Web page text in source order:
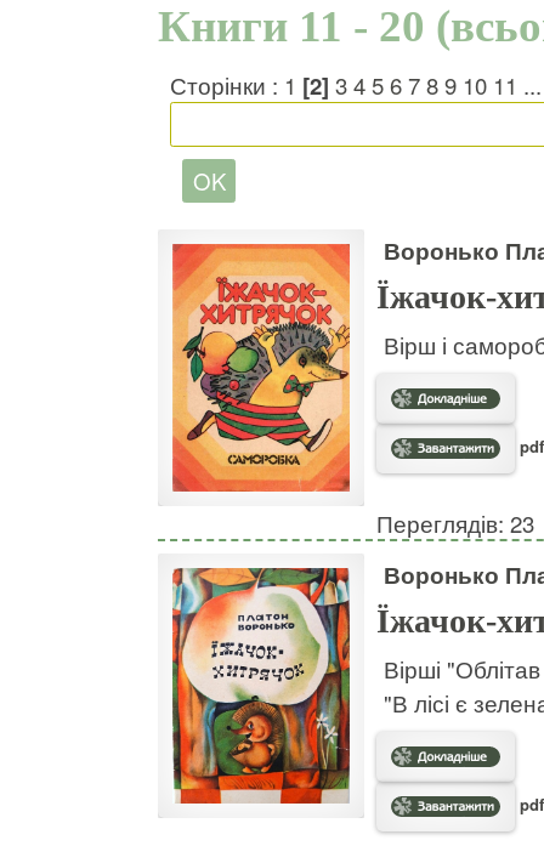
Книги 11 - 20
Сторінки : 1 [2] 3456789 10 11
Воронько
Їжачок-
Вірш і
Переглядів: 23
Воронько
Їжачок-
Вірші
"В лісі є